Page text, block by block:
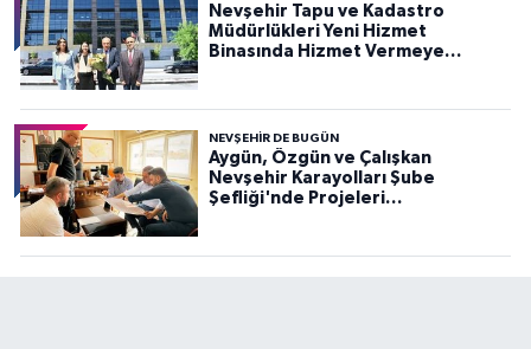
Nevşehir Tapu ve Kadastro
Müdürlükleri Yeni Hizmet
Binasında Hizmet Vermeye
NEVŞEHIR DE BUGÜN
Aygün, Özgün ve Çalışkan
Nevşehir Karayolları Şube
Şefliği'nde Projeleri